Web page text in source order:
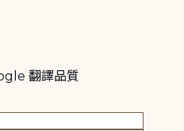
翻譯品質